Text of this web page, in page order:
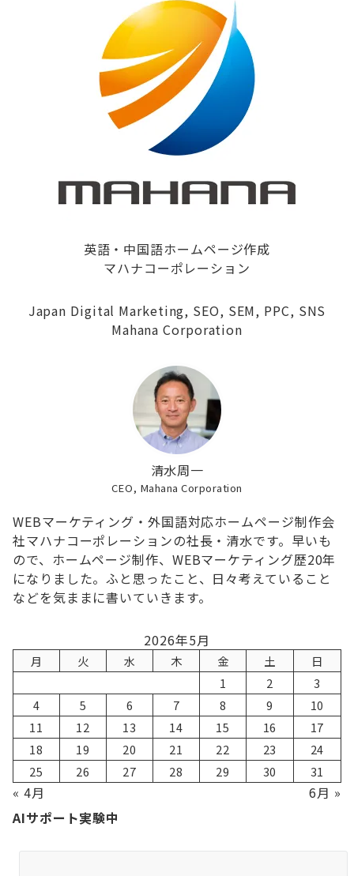
英語・中国語ホームページ作成
マハナコーポレーション
Japan Digital Marketing, SEO, SEM, PPC, SNS
Mahana Corporation
清水周一
CEO, Mahana Corporation
WEBマーケティング・外国語対応ホームページ制作会
社マハナコーポレーションの社長・清水です。早いも
ので、ホームページ制作、WEBマーケティング歴20年
になりました。ふと思ったこと、日々考えていること
などを気ままに書いていきます。
2026年5月
月 火 水 木 金 土
日
1
2
3
4
5 6 7 8 9
10
11
12 13 14 15 16
17
18
19 20 21 22 23
24
25
26 27 28 29 30 31
« 4月
6月 »
AIサポート実験中